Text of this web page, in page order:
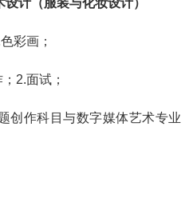
计（服装与化妆设计）
彩画；
2.面试；
作科目与数字媒体艺术专业